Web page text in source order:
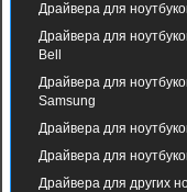
Драйвера для
Драйвера для
Bell
Драйвера для
Samsung
Драйвера для
Драйвера для
Драйвера для других